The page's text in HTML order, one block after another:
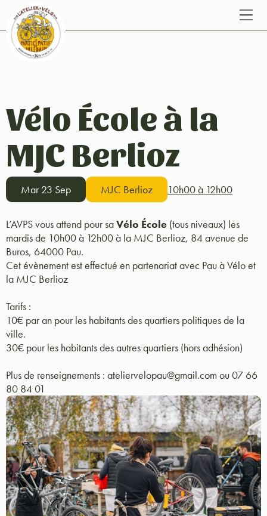
Vélo École à la
MJC Berlioz
Mar 23 Sep MJC Berlioz 10h00 à 12h00
L’AVPS vous attend pour saVélo École (tous niveaux) les
mardis de 10h00 à 12h00 à la MJC Berlioz, 84 avenue de
Buros, 64000 Pau.
Cet évènement est effectué en partenariat avec Pau à Vélo et
la MJC Berlioz
Tarifs :
10€ par an pour les habitants des quartiers politiques de la
ville.
30€ pour les habitants des autres quartiers (hors adhésion)
Plus de renseignements : ateliervelopau@gmail.com ou 07 66
80 84 01